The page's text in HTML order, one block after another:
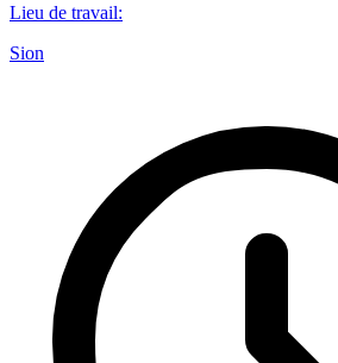
Lieu de travail:
Sion